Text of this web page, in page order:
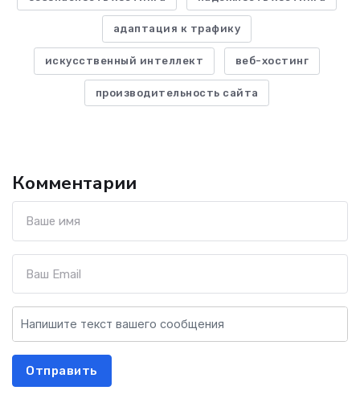
адаптация к трафику
искусственный интеллект веб-хостинг
производительность сайта
Комментарии
Отправить